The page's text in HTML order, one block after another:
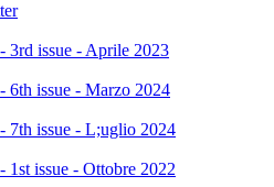
3rd issue - Aprile 2023
6th issue - Marzo 2024
7th issue - L;uglio 2024
1st issue - Ottobre 2022